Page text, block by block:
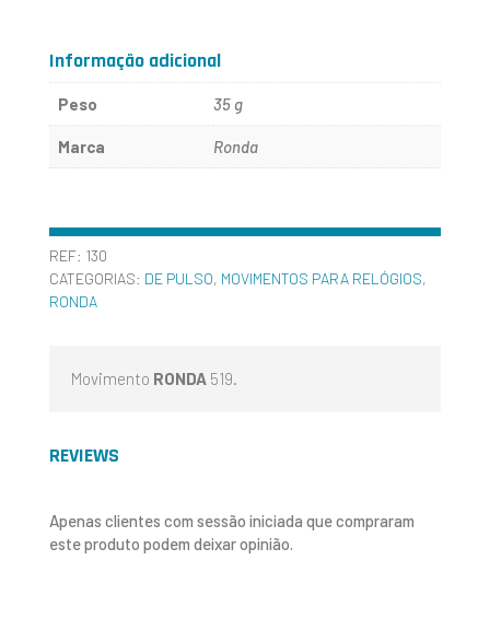
Informação adicional
Peso 35 g
Marca Ronda
REF: 130
CATEGORIAS: DE PULSO, MOVIMENTOS PARA RELÓGIOS,
RONDA
Movimento RONDA519.
REVIEWS
Apenas clientes com sessão iniciada que compraram
este produto podem deixar opinião.